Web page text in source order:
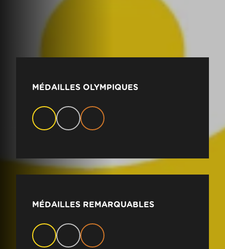
MÉDAILLES OLYMPIQUES
MÉDAILLES REMARQUABLES